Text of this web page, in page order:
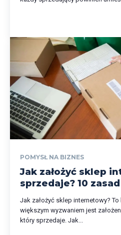
POMYSŁ NA BIZNES
Jak założyć sklep
sprzedaje? 10 zasad
Jak założyć sklep internetowy?
większym wyzwaniem jest
który sprzedaje. Jak...